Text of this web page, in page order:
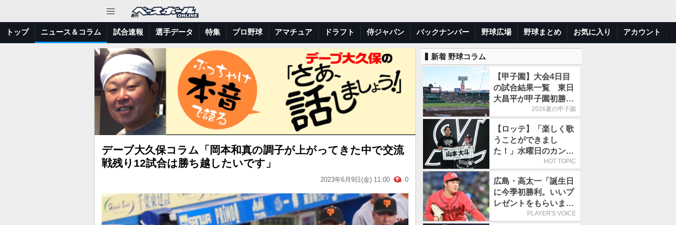
トップ ニュース＆コラム 試合速報 選手データ 特集 プロ野球 アマチュア ドラフト 侍ジャパン バックナンバー 野球広場 野球まとめ お気に入り アカウント
デーブ大久保コラム「岡本和真の調子が上がってきた中で交流
戦残り12試合は勝ち越したいです」
2023年6月9日(金) 11:00 0
新着 野球コラム
【甲子園】大会4日目
の試合結果一覧 東日
大昌平が甲子園初勝
利、青森山田は1点差
2026夏の甲子園
【ロッテ】「楽しく歌
うことができまし
た！」水曜日のカンパ
ネラ、8月8日のオリッ
に来場
HOT TOPIC
広島・高太一「誕生日
に今季初勝利。いいプ
レゼントをもらいまし
た」／バースデー星
PLAYER'S VOICE